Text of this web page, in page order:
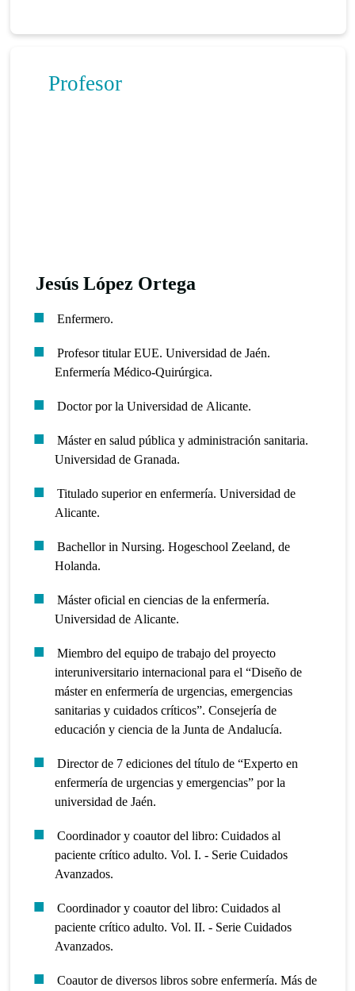
Profesor
Jesús López Ortega
Enfermero.
Profesor titular EUE. Universidad de Jaén.
Enfermería Médico-Quirúrgica.
Doctor por la Universidad de Alicante.
Máster en salud pública y administración sanitaria.
Universidad de Granada.
Titulado superior en enfermería. Universidad de
Alicante.
Bachellor in Nursing. Hogeschool Zeeland, de
Holanda.
Máster oficial en ciencias de la enfermería.
Universidad de Alicante.
Miembro del equipo de trabajo del proyecto
interuniversitario internacional para el “Diseño de
máster en enfermería de urgencias, emergencias
sanitarias y cuidados críticos”. Consejería de
educación y ciencia de la Junta de Andalucía.
Director de 7 ediciones del título de “Experto en
enfermería de urgencias y emergencias” por la
universidad de Jaén.
Coordinador y coautor del libro: Cuidados al
paciente crítico adulto. Vol. I. - Serie Cuidados
Avanzados.
Coordinador y coautor del libro: Cuidados al
paciente crítico adulto. Vol. II. - Serie Cuidados
Avanzados.
Coautor de diversos libros sobre enfermería. Más de